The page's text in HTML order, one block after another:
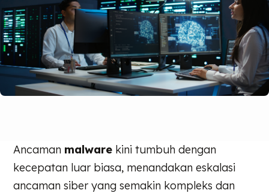
Ancaman malware kini tumbuh dengan
kecepatan luar biasa, menandakan eskalasi
ancaman siber yang semakin kompleks dan